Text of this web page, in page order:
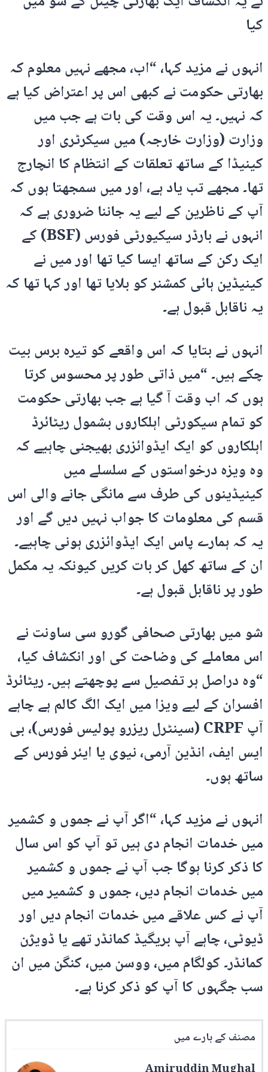
کیا
انہوں نے مزید کہا، “اب، مجھے نہیں معلوم کہ
بھارتی حکومت نے کبھی اس پر اعتراض کیا ہے
کہ نہیں۔ یہ اس وقت کی بات ہے جب میں
وزارت (وزارت خارجہ) میں سیکرٹری اور
کینیڈا کے ساتھ تعلقات کے انتظام کا انچارج
تھا۔ مجھے تب یاد ہے، اور میں سمجھتا ہوں کہ
آپ کے ناظرین کے لیے یہ جاننا ضروری ہے کہ
انہوں نے بارڈر سیکیورٹی فورس (BSF) کے
ایک رکن کے ساتھ ایسا کیا تھا اور میں نے
کینیڈین ہائی کمشنر کو بلایا تھا اور کہا تھا کہ
یہ ناقابل قبول ہے۔
انہوں نے بتایا کہ اس واقعے کو تیرہ برس بیت
چکے ہیں۔ “میں ذاتی طور پر محسوس کرتا
ہوں کہ اب وقت آ گیا ہے جب بھارتی حکومت
کو تمام سیکورٹی اہلکاروں بشمول ریٹائرڈ
اہلکاروں کو ایک ایڈوائزری بھیجنی چاہیے کہ
وہ ویزہ درخواستوں کے سلسلے میں
کینیڈینوں کی طرف سے مانگی جانے والی اس
قسم کی معلومات کا جواب نہیں دیں گے اور
یہ کہ ہمارے پاس ایک ایڈوائزری ہونی چاہیے۔
ان کے ساتھ کھل کر بات کریں کیونکہ یہ مکمل
طور پر ناقابل قبول ہے۔
شو میں بھارتی صحافی گورو سی ساونت نے
اس معاملے کی وضاحت کی اور انکشاف کیا،
“وہ دراصل ہر تفصیل سے پوچھتے ہیں۔ ریٹائرڈ
افسران کے لیے ویزا میں ایک الگ کالم ہے چاہے
آپ CRPF (سینٹرل ریزرو پولیس فورس)، بی
ایس ایف، انڈین آرمی، نیوی یا ایئر فورس کے
ساتھ ہوں۔
انہوں نے مزید کہا، “اگر آپ نے جموں و کشمیر
میں خدمات انجام دی ہیں تو آپ کو اس سال
کا ذکر کرنا ہوگا جب آپ نے جموں و کشمیر
میں خدمات انجام دیں، جموں و کشمیر میں
آپ نے کس علاقے میں خدمات انجام دیں اور
ڈیوٹی، چاہے آپ بریگیڈ کمانڈر تھے یا ڈویژن
کمانڈر۔ کولگام میں، ووسن میں، کنگن میں ان
سب جگہوں کا آپ کو ذکر کرنا ہے۔
مصنف کے بارے میں